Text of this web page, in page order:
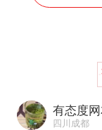
有态度
四川成都